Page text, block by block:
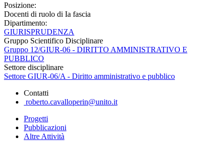
Posizione:
Docenti di ruolo di Ia fascia
Dipartimento:
GIURISPRUDENZA
Gruppo Scientifico Disciplinare
Gruppo 12/GIUR-06 - DIRITTO AMMINISTRATIVO E
PUBBLICO
Settore disciplinare
Settore GIUR-06/A - Diritto amministrativo e pubblico
Contatti
roberto.cavalloperin@unito.it
Progetti
Pubblicazioni
Altre Attività